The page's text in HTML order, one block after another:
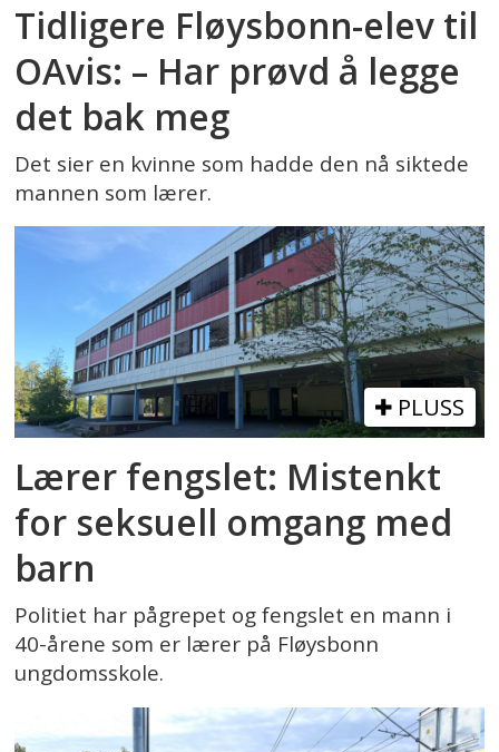
Tidligere Fløysbonn-elev til
OAvis: – Har prøvd å legge
det bak meg
Det sier en kvinne som hadde den nå siktede
mannen som lærer.
PLUSS
Lærer fengslet: Mistenkt
for seksuell omgang med
barn
Politiet har pågrepet og fengslet en mann i
40-årene som er lærer på Fløysbonn
ungdomsskole.